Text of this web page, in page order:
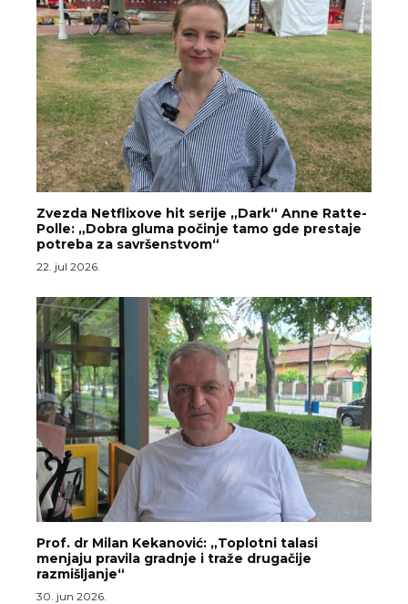
Zvezda Netflixove hit serije „Dark“ Anne Ratte-
Polle: „Dobra gluma počinje tamo gde prestaje
potreba za savršenstvom“
22. jul 2026.
Prof. dr Milan Kekanović: „Toplotni talasi
menjaju pravila gradnje i traže drugačije
razmišljanje“
30. jun 2026.